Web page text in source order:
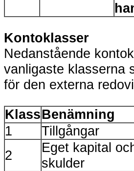
Kontoklasser
Nedanstående
vanligaste klasserna
för den externa
KlassBenämning
1
Tillgångar
2
Eget kapital
skulder